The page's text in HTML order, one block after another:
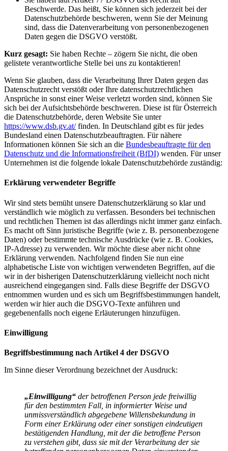
Beschwerde. Das heißt, Sie können sich jederzeit bei der
Datenschutzbehörde beschweren, wenn Sie der Meinung
sind, dass die Datenverarbeitung von personenbezogenen
Daten gegen die DSGVO verstößt.
Kurz gesagt: Sie haben Rechte – zögern Sie nicht, die oben
gelistete verantwortliche Stelle bei uns zu kontaktieren!
Wenn Sie glauben, dass die Verarbeitung Ihrer Daten gegen das
Datenschutzrecht verstößt oder Ihre datenschutzrechtlichen
Ansprüche in sonst einer Weise verletzt worden sind, können Sie
sich bei der Aufsichtsbehörde beschweren. Diese ist für Österreich
die Datenschutzbehörde, deren Website Sie unter
https://www.dsb.gv.at/finden. In Deutschland gibt es für jedes
Bundesland einen Datenschutzbeauftragten. Für nähere
Informationen können Sie sich an die Bundesbeauftragte für den
Datenschutz und die Informationsfreiheit (BfDI) wenden. Für unser
Unternehmen ist die folgende lokale Datenschutzbehörde zuständig:
Erklärung verwendeter Begriffe
Wir sind stets bemüht unsere Datenschutzerklärung so klar und
verständlich wie möglich zu verfassen. Besonders bei technischen
und rechtlichen Themen ist das allerdings nicht immer ganz einfach.
Es macht oft Sinn juristische Begriffe (wie z. B. personenbezogene
Daten) oder bestimmte technische Ausdrücke (wie z. B. Cookies,
IP-Adresse) zu verwenden. Wir möchte diese aber nicht ohne
Erklärung verwenden. Nachfolgend finden Sie nun eine
alphabetische Liste von wichtigen verwendeten Begriffen, auf die
wir in der bisherigen Datenschutzerklärung vielleicht noch nicht
ausreichend eingegangen sind. Falls diese Begriffe der DSGVO
entnommen wurden und es sich um Begriffsbestimmungen handelt,
werden wir hier auch die DSGVO-Texte anführen und
gegebenenfalls noch eigene Erläuterungen hinzufügen.
Einwilligung
Begriffsbestimmung nach Artikel 4 der DSGVO
Im Sinne dieser Verordnung bezeichnet der Ausdruck:
„Einwilligung“ der betroffenen Person jede freiwillig
für den bestimmten Fall, in informierter Weise und
unmissverständlich abgegebene Willensbekundung in
Form einer Erklärung oder einer sonstigen eindeutigen
bestätigenden Handlung, mit der die betroffene Person
zu verstehen gibt, dass sie mit der Verarbeitung der sie